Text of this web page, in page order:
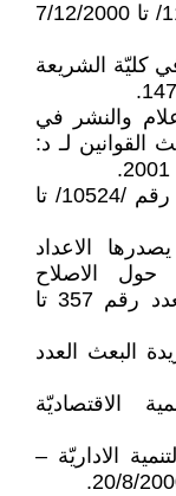
1. جريدة الثورة اليوميّة العدد رقم/11348/ تا 7/12/2000
كليّة الشريعة
والنشر في
القوانين لـ د:
4. جريدة البعث – ملفّ الاثنين – العدد رقم /10524/ تا
الاعداد
حول الاصلاح
الاقتصادي لـ د: ناصر عبد الناصر – العدد رقم 357 تا
البعث العدد
الاقتصاديّة
الاداريّة –